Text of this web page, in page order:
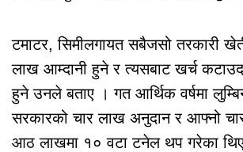
टमाटर, सिमीलगायत सबैजसो तरकारी
लाख आम्दानी हुने र त्यसबाट खर्च
हुने उनले बताए । गत आर्थिक वर्षमा
सरकारको चार लाख अनुदान र आफ्नो
आठ लाखमा १० वटा टनेल थप गरेका थिए